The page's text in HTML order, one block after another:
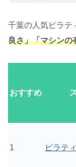
千葉の人気ピラテ
良さ」「マシンの
おすすめ
1 ピラテ